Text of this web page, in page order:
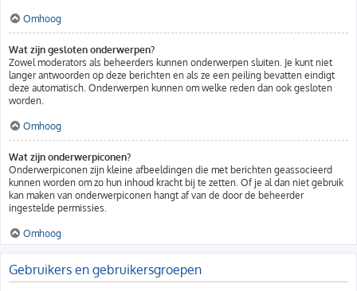
Omhoog
Wat zijn gesloten onderwerpen?
Zowel moderators als beheerders kunnen onderwerpen sluiten. Je kunt niet
langer antwoorden op deze berichten en als ze een peiling bevatten eindigt
deze automatisch. Onderwerpen kunnen om welke reden dan ook gesloten
worden.
Omhoog
Wat zijn onderwerpiconen?
Onderwerpiconen zijn kleine afbeeldingen die met berichten geassocieerd
kunnen worden om zo hun inhoud kracht bij te zetten. Of je al dan niet gebruik
kan maken van onderwerpiconen hangt af van de door de beheerder
ingestelde permissies.
Omhoog
Gebruikers en gebruikersgroepen